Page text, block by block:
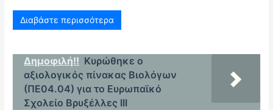
Διαβάστε περισσότερα
Δημοφιλή!! Κυρώθηκε ο
αξιολογικός πίνακας Βιολόγων
(ΠΕ04.04) για το Ευρωπαϊκό
Σχολείο Βρυξέλλες ΙΙΙ